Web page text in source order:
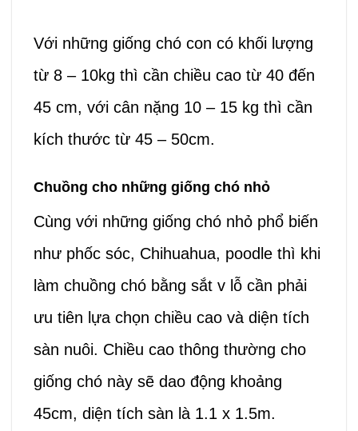
Với những giống chó con có khối lượng
từ 8 – 10kg thì cần chiều cao từ 40 đến
45 cm, với cân nặng 10 – 15 kg thì cần
kích thước từ 45 – 50cm.
Chuồng cho những giống chó nhỏ
Cùng với những giống chó nhỏ phổ biến
như phốc sóc, Chihuahua, poodle thì khi
làm chuồng chó bằng sắt v lỗ cần phải
ưu tiên lựa chọn chiều cao và diện tích
sàn nuôi. Chiều cao thông thường cho
giống chó này sẽ dao động khoảng
45cm, diện tích sàn là 1.1 x 1.5m.